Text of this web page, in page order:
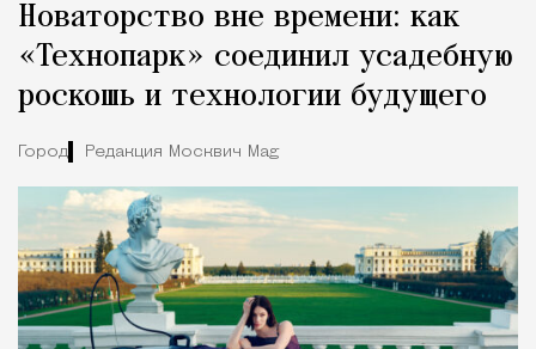
Новаторство вне времени: как
«Технопарк» соединил усадебную
роскошь и технологии будущего
Город Редакция Москвич Mag